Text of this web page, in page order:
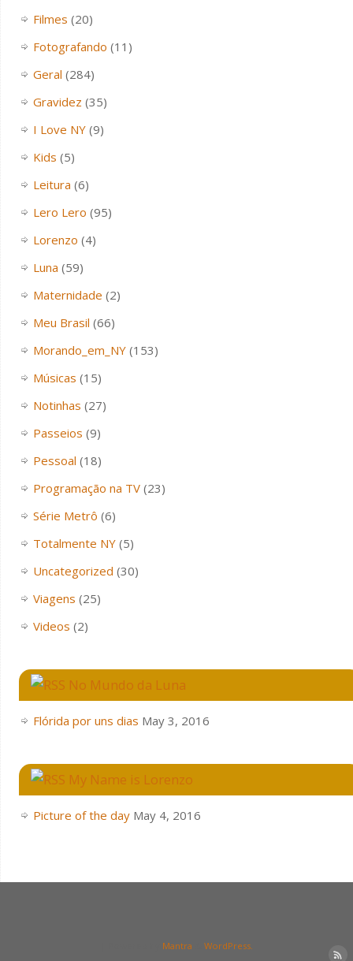
Filmes (20)
Fotografando (11)
Geral (284)
Gravidez (35)
I Love NY(9)
Kids (5)
Leitura (6)
Lero Lero (95)
Lorenzo (4)
Luna (59)
Maternidade (2)
Meu Brasil (66)
Morando_em_NY(153)
Músicas (15)
Notinhas (27)
Passeios (9)
Pessoal (18)
Programação na TV(23)
Série Metrô (6)
Totalmente NY(5)
Uncategorized (30)
Viagens (25)
Videos (2)
No Mundo da Luna
Flórida por uns dias May 3, 2016
My Name is Lorenzo
Picture of the day May 4, 2016
Mantra WordPress.